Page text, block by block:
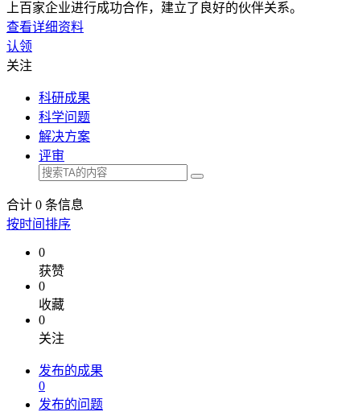
上百家企业进行成功合作，建立了良好的伙伴关系。
查看详细资料
认领
关注
科研成果
科学问题
解决方案
评审
合计 0 条信息
按时间排序
0
获赞
0
收藏
0
关注
发布的成果
0
发布的问题